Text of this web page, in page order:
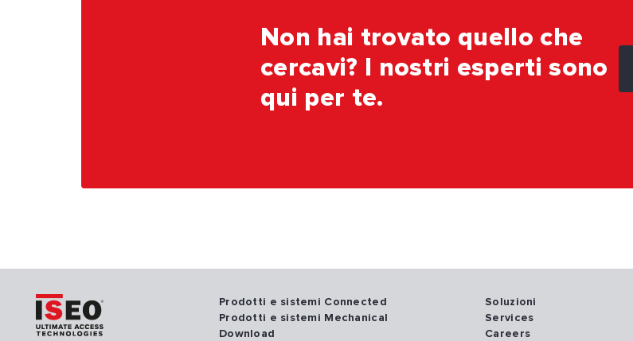
Via Pilade Bronzetti, 4 35138 Padova
Blulock
Non hai trovato quello che
cercavi? I nostri esperti sono
qui per te.
Prodotti e sistemi Connected
Prodotti e sistemi Mechanical
Download
Soluzioni
Services
Careers